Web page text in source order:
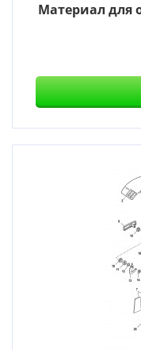
Материал для